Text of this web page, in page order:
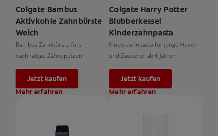
Colgate Bambus
Aktivkohle Zahnbürste
Weich
Bambus Zahnbürste fürs
nachhaltige Zähneputzen
Jetzt kaufen
Mehr erfahren
Colgate Harry Potter
Blubberkessel
Kinderzahnpasta
Kinderzahnpasta für junge Hexen
und Zauberer ab 6 Jahren
Jetzt kaufen
Mehr erfahren